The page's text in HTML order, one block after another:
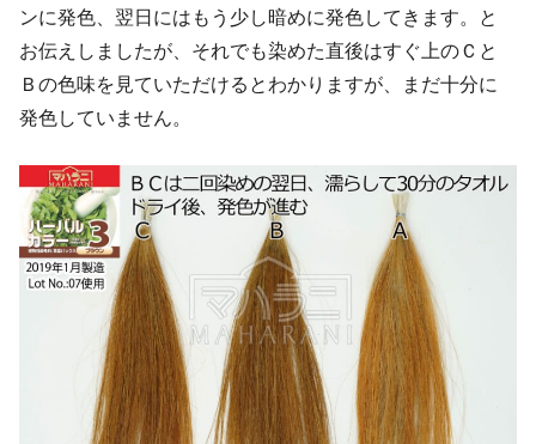
ンに発色、翌日にはもう少し暗めに発色してきます。と
お伝えしましたが、それでも染めた直後はすぐ上のＣと
Ｂの色味を見ていただけるとわかりますが、まだ十分に
発色していません。